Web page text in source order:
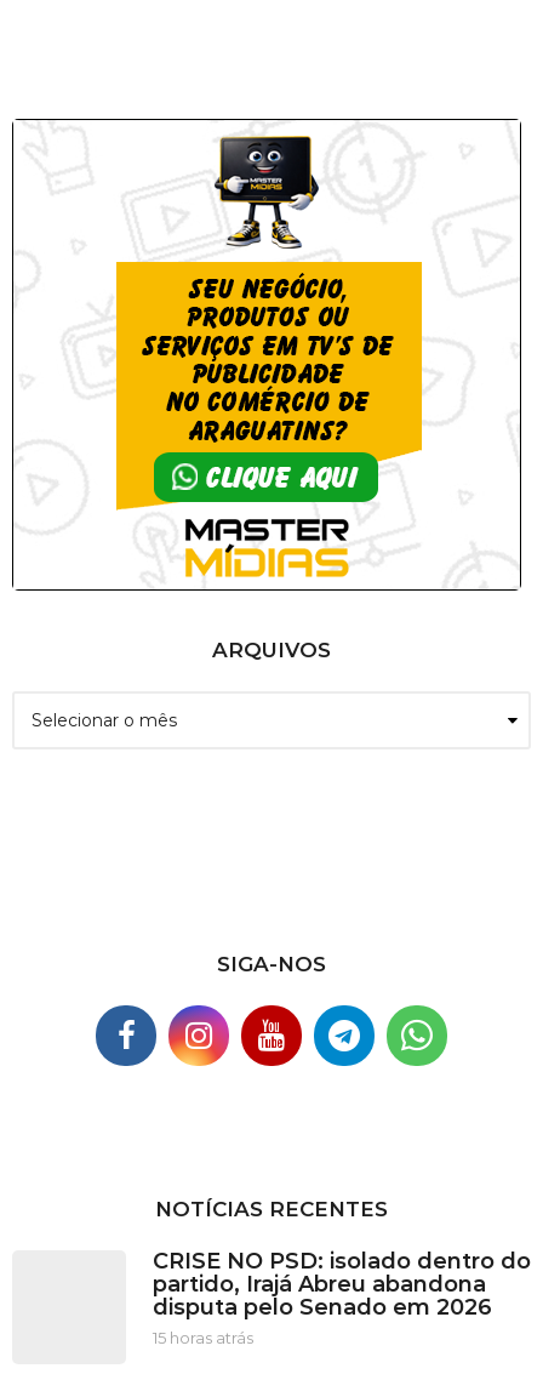
ARQUIVOS
SIGA-NOS
NOTÍCIAS RECENTES
CRISE NO PSD: isolado dentro do
partido, Irajá Abreu abandona
disputa pelo Senado em 2026
15 horas atrás1